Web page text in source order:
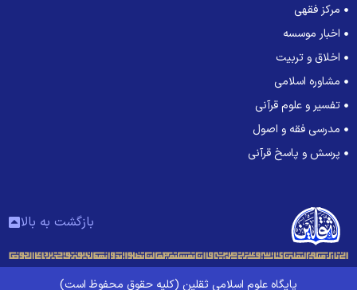
مرکز فقهی
اخبار موسسه
اخلاق و تربیت
مشاوره اسلامی
تفسیر و علوم قرآنی
مدرسی فقه و اصول
پرسش و پاسخ قرآنی
بازگشت به بالا
پایگاه علوم اسلامی ثقلین (کلیه حقوق محفوظ است)